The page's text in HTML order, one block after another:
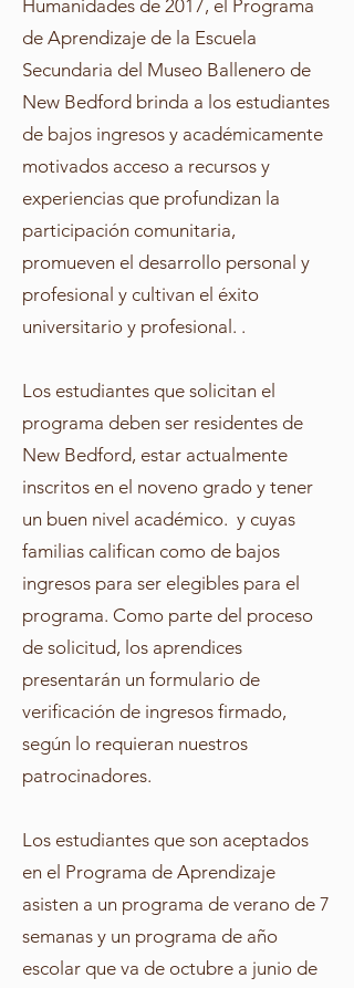
Humanidades de 2017, el Programa
de Aprendizaje de la Escuela
Secundaria del Museo Ballenero de
New Bedford brinda a los estudiantes
de bajos ingresos y académicamente
motivados acceso a recursos y
experiencias que profundizan la
participación comunitaria,
promueven el desarrollo personal y
profesional y cultivan el éxito
universitario y profesional. .
Los estudiantes que solicitan el
programa deben ser residentes de
New Bedford, estar actualmente
inscritos en el noveno grado y tener
un buen nivel académico. y cuyas
familias califican como de bajos
ingresos para ser elegibles para el
programa. Como parte del proceso
de solicitud, los aprendices
presentarán un formulario de
verificación de ingresos firmado,
según lo requieran nuestros
patrocinadores.
Los estudiantes que son aceptados
en el Programa de Aprendizaje
asisten a un programa de verano de 7
semanas y un programa de año
escolar que va de octubre a junio de